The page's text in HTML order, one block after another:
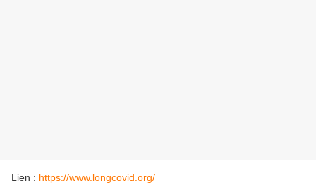
Lien : https://www.longcovid.org/